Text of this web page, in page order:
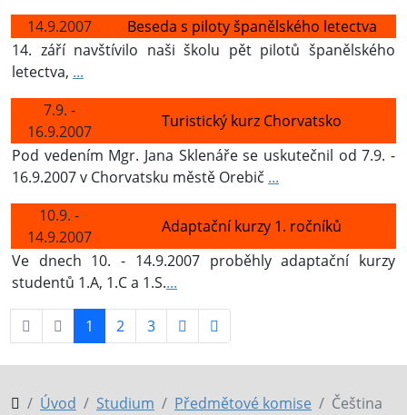
14.9.2007
Beseda s piloty španělského letectva
14. září navštívilo naši školu pět pilotů španělského
letectva, ...
7.9. -
16.9.2007
Turistický kurz Chorvatsko
Pod vedením Mgr. Jana Sklenáře se uskutečnil od 7.9. -
16.9.2007 v Chorvatsku městě Orebič ...
10.9. -
14.9.2007
Adaptační kurzy 1. ročníků
Ve dnech 10. - 14.9.2007 proběhly adaptační kurzy
studentů 1.A, 1.C a 1.S....
1 2 3
Úvod Studium Předmětové komise Čeština